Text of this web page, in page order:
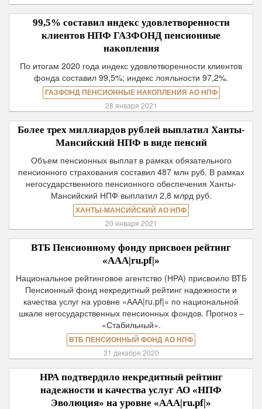
99,5% составил индекс удовлетворенности
клиентов НПФ ГАЗФОНД пенсионные
накопления
По итогам 2020 года индекс удовлетворенности клиентов
фонда составил 99,5%; индекс лояльности 97,2%.
ГАЗФОНД ПЕНСИОННЫЕ НАКОПЛЕНИЯ АО НПФ
28 января 2021
Более трех миллиардов рублей выплатил Ханты-
Мансийский НПФ в виде пенсий
Объем пенсионных выплат в рамках обязательного
пенсионного страхования составил 487 млн руб. В рамках
негосударственного пенсионного обеспечения Ханты-
Мансийский НПФ выплатил 2,8 млрд руб.
ХАНТЫ-МАНСИЙСКИЙ АО НПФ
20 января 2021
ВТБ Пенсионному фонду присвоен рейтинг
«ААА|ru.pf|»
Национальное рейтинговое агентство (НРА) присвоило ВТБ
Пенсионный фонд некредитный рейтинг надежности и
качества услуг на уровне «ААА|ru.pf|» по национальной
шкале негосударственных пенсионных фондов. Прогноз –
«Стабильный».
ВТБ ПЕНСИОННЫЙ ФОНД АО НПФ
31 декабря 2020
НРА подтвердило некредитный рейтинг
надежности и качества услуг АО «НПФ
Эволюция» на уровне «ААА|ru.pf|»